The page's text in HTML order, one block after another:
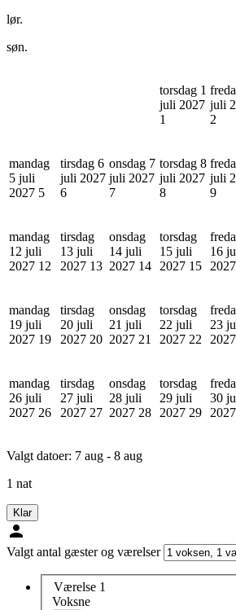
lør.
søn.
torsdag 1
juli 2027
1
juli
2
mandag
5 juli
2027 5
tirsdag 6
juli 2027
6
onsdag 7
juli 2027
7
torsdag 8
juli 2027
8
juli
9
mandag
12 juli
2027 12
tirsdag
13 juli
2027 13
onsdag
14 juli
2027 14
torsdag
15 juli
2027 15
16
2027
mandag
19 juli
2027 19
tirsdag
20 juli
2027 20
onsdag
21 juli
2027 21
torsdag
22 juli
2027 22
23
2027
mandag
26 juli
2027 26
tirsdag
27 juli
2027 27
onsdag
28 juli
2027 28
torsdag
29 juli
2027 29
30
2027
Valgt datoer: 7 aug - 8 aug
1 nat
Klar
Valgt antal gæster og værelser
Værelse 1
Voksne